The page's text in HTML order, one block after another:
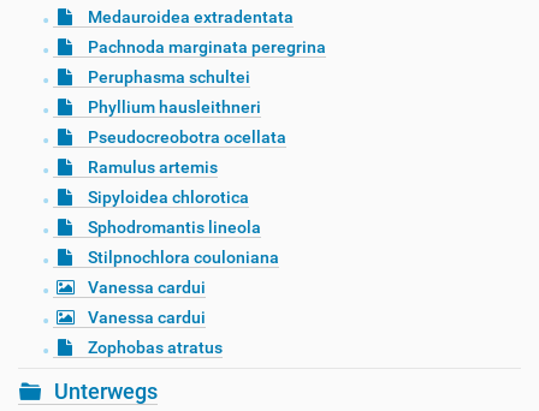
Medauroidea extradentata
Pachnoda marginata peregrina
Peruphasma schultei
Phyllium hausleithneri
Pseudocreobotra ocellata
Ramulus artemis
Sipyloidea chlorotica
Sphodromantis lineola
Stilpnochlora couloniana
Vanessa cardui
Vanessa cardui
Zophobas atratus
Unterwegs